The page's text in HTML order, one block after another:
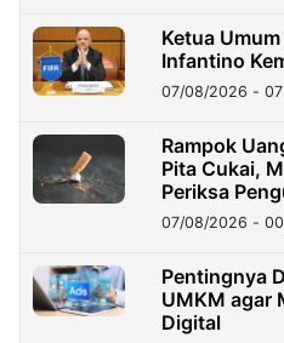
Ketua
Infantino
07/08/2026 -
Rampok
Pita Cukai,
Periksa
07/08/2026 -
Pentingnya
UMKM agar
Digital